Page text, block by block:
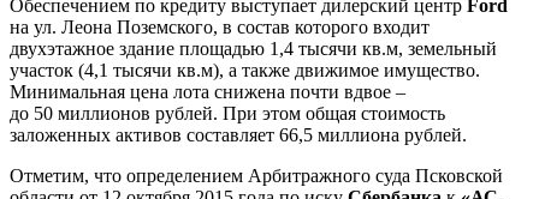
Обеспечением по кредиту выступает дилерский центр Ford
на ул. Леона Поземского, в состав которого входит
двухэтажное здание площадью 1,4 тысячи кв.м, земельный
участок (4,1 тысячи кв.м), а также движимое имущество.
Минимальная цена лота снижена почти вдвое –
до 50 миллионов рублей. При этом общая стоимость
заложенных активов составляет 66,5 миллиона рублей.
Отметим, что определением Арбитражного суда Псковской